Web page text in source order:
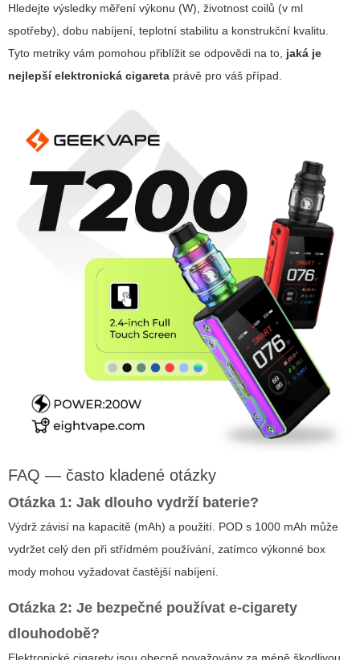
Hledejte výsledky měření výkonu (W), životnost coilů (v ml
spotřeby), dobu nabíjení, teplotní stabilitu a konstrukční kvalitu.
Tyto metriky vám pomohou přiblížit se odpovědi na to, jaká je
nejlepší elektronická cigareta právě pro váš případ.
FAQ — často kladené otázky
Otázka 1: Jak dlouho vydrží baterie?
Výdrž závisí na kapacitě (mAh) a použití. POD s 1000 mAh může
vydržet celý den při střídmém používání, zatímco výkonné box
mody mohou vyžadovat častější nabíjení.
Otázka 2: Je bezpečné používat e-cigarety
dlouhodobě?
Elektronické cigarety jsou obecně považovány za méně škodlivou